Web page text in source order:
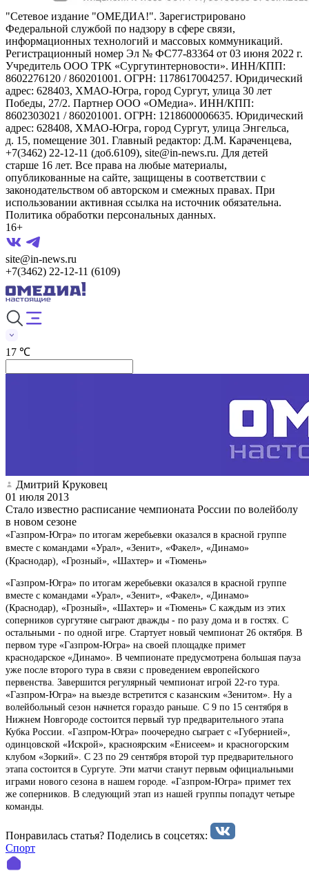
"Сетевое издание "ОМЕДИА!". Зарегистрировано
Федеральной службой по надзору в сфере связи,
информационных технологий и массовых коммуникаций.
Регистрационный номер Эл № ФС77-83364 от 03 июня 2022 г.
Учредитель ООО ТРК «Сургутинтерновости». ИНН/КПП:
8602276120 / 860201001. ОГРН: 1178617004257. Юридический
адрес: 628403, ХМАО-Югра, город Сургут, улица 30 лет
Победы, 27/2. Партнер ООО «ОМедиа». ИНН/КПП:
8602303021 / 860201001. ОГРН: 1218600006635. Юридический
адрес: 628408, ХМАО-Югра, город Сургут, улица Энгельса,
д. 15, помещение 301. Главный редактор: Д.М. Караченцева,
+7(3462) 22-12-11 (доб.6109), site@in-news.ru. Для детей
старше 16 лет. Все права на любые материалы,
опубликованные на сайте, защищены в соответствии с
законодательством об авторском и смежных правах. При
использовании активная ссылка на источник обязательна.
Политика обработки персональных данных.
16+
site@in-news.ru
+7(3462) 22-12-11 (6109)
17 ℃
Дмитрий Круковец
01 июля 2013
Стало известно расписание чемпионата России по волейболу
в новом сезоне
«Газпром-Югра» по итогам жеребьевки оказался в красной группе
вместе с командами «Урал», «Зенит», «Факел», «Динамо»
(Краснодар), «Грозный», «Шахтер» и «Тюмень»
«Газпром-Югра» по итогам жеребьевки оказался в красной группе
вместе с командами «Урал», «Зенит», «Факел», «Динамо»
(Краснодар), «Грозный», «Шахтер» и «Тюмень» С каждым из этих
соперников сургутяне сыграют дважды - по разу дома и в гостях. С
остальными - по одной игре. Стартует новый чемпионат 26 октября. В
первом туре «Газпром-Югра» на своей площадке примет
краснодарское «Динамо». В чемпионате предусмотрена большая пауза
уже после второго тура в связи с проведением европейского
первенства. Завершится регулярный чемпионат игрой 22-го тура.
«Газпром-Югра» на выезде встретится с казанским «Зенитом». Ну а
волейбольный сезон начнется гораздо раньше. С 9 по 15 сентября в
Нижнем Новгороде состоится первый тур предварительного этапа
Кубка России. «Газпром-Югра» поочередно сыграет с «Губернией»,
одинцовской «Искрой», красноярским «Енисеем» и красногорским
клубом «Зоркий». С 23 по 29 сентября второй тур предварительного
этапа состоится в Сургуте. Эти матчи станут первым официальными
играми нового сезона в нашем городе. «Газпром-Югра» примет тех
же соперников. В следующий этап из нашей группы попадут четыре
команды.
Понравилась статья? Поделиcь в соцсетях:
Спорт